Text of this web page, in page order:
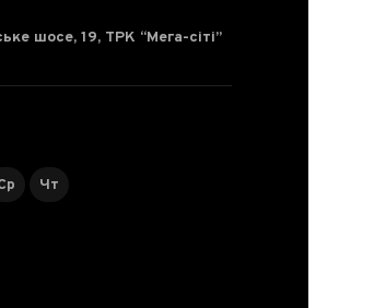
шосе, 19, ТРК “Мега-сіті”
Чт